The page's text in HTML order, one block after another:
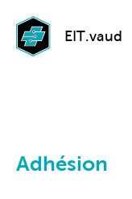
EIT.vaud
Adhésion